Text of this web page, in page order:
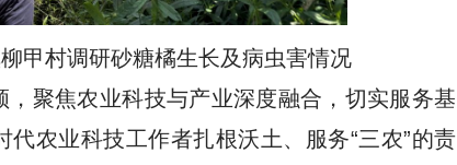
甲村调研砂糖橘生长及病虫害情况
，聚焦农业科技与产业深度融合，切实服务基
代农业科技工作者扎根沃土、服务“三农”的责